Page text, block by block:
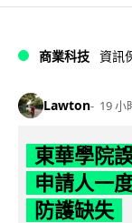
商業科技 資訊
Lawton 19 小
東華學院
申請人一
防護缺失